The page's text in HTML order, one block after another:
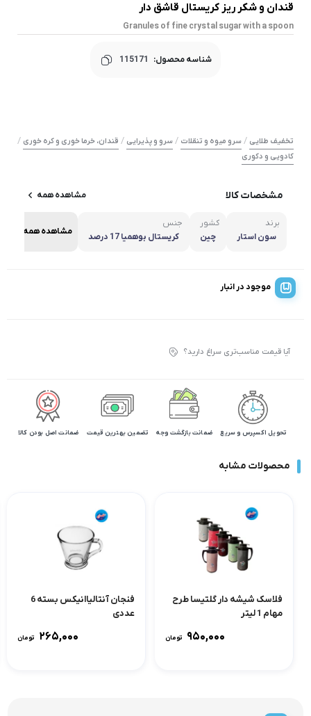
قندان و شکر ریز کریستال قاشق دار
Granules of fine crystal sugar with a spoon
شناسه محصول: 115171
تخفیف طلایی / سرو میوه و تنقلات / سرو و پذیرایی / قندان، خرما خوری و کره خوری /
کادویی و دکوری
مشخصات کالا مشاهده همه
برند
سون استار
کشور
چین
جنس
کریستال بوهمیا 17 درصد
مشاهده همه
موجود در انبار
آیا قیمت مناسب‌تری سراغ دارید؟
تحویل اکسپرس و سریع ضمانت بازگشت وجه تضمین بهترین قیمت ضمانت اصل بودن کالا
محصولات مشابه
فلاسک شیشه دار گلتیسا طرح
مهام 1 لیتر
۹۵۰,۰۰۰ تومان
فنجان آنتالیاانیکس بسته 6
عددی
۲۶۵,۰۰۰ تومان